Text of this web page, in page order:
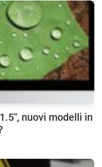
nuovi modelli in